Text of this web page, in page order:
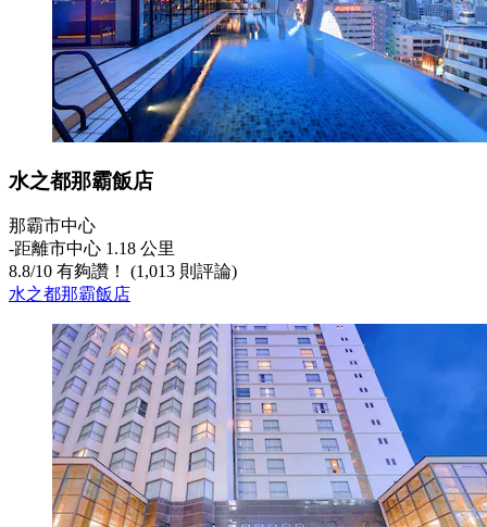
水之都那霸飯店
那霸市中心
‐距離市中心 1.18 公里
8.8/10 有夠讚！ (1,013 則評論)
水之都那霸飯店